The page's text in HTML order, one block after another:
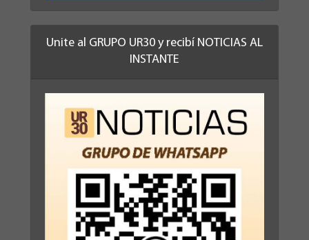
Unite al GRUPO UR30 y recibí NOTICIAS AL
INSTANTE